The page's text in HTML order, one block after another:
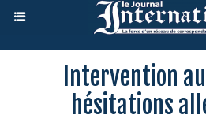
Intervention
hésitations